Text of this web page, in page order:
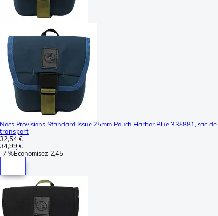
Nocs Provisions Standard Issue 25mm Pouch Harbor Blue 338881, sac de
transport
32,54 €
34,99 €
-7 %Économisez 2,45